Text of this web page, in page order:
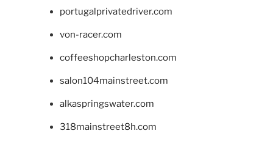
portugalprivatedriver.com
von-racer.com
coffeeshopcharleston.com
salon104mainstreet.com
alkaspringswater.com
318mainstreet8h.com